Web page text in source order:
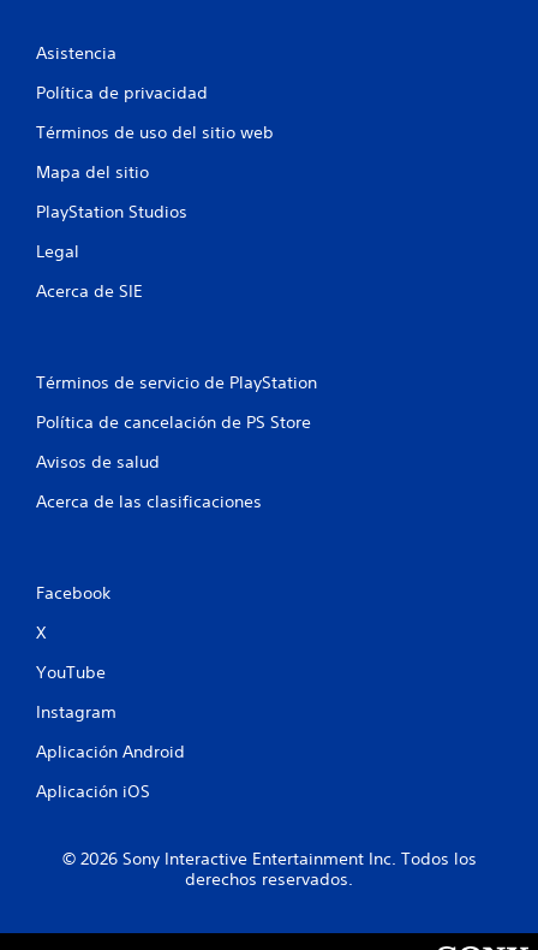
e
Asistencia
Política de privacidad
Términos de uso del sitio web
Mapa del sitio
PlayStation Studios
Legal
Acerca de SIE
Términos de servicio de PlayStation
Política de cancelación de PS Store
Avisos de salud
Acerca de las clasificaciones
Facebook
X
YouTube
Instagram
Aplicación Android
Aplicación iOS
© 2026 Sony Interactive Entertainment Inc. Todos los
derechos reservados.